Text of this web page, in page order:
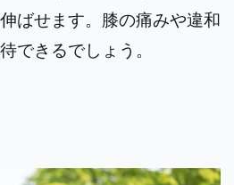
ばせます。膝の痛みや違和
できるでしょう。